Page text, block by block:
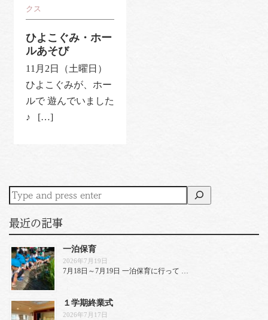
クス
ひよこぐみ・ホー
ルあそび
11月2日（土曜日）
ひよこぐみが、ホー
ルで 遊んでいました
♪ […]
最近の記事
一泊保育
2026年7月19日
7月18日～7月19日 一泊保育に行って …
１学期終業式
2026年7月17日